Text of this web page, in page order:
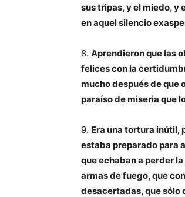
sus tripas, y el miedo, y
en aquel silencio
8. Aprendieron que las
felices con la
mucho después de que
paraíso de miseria que
9. Era una tortura inútil,
estaba preparado para
que echaban a perder
armas de fuego, que
desacertadas, que sólo